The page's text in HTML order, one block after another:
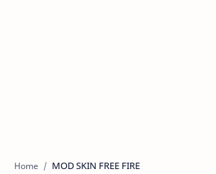
Home MOD SKIN FREE FIRE